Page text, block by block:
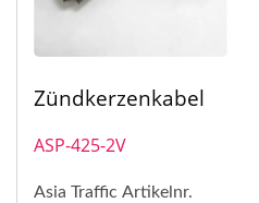
Zündkerzenkabel
ASP-425-2V
Asia Traffic Artikelnr.